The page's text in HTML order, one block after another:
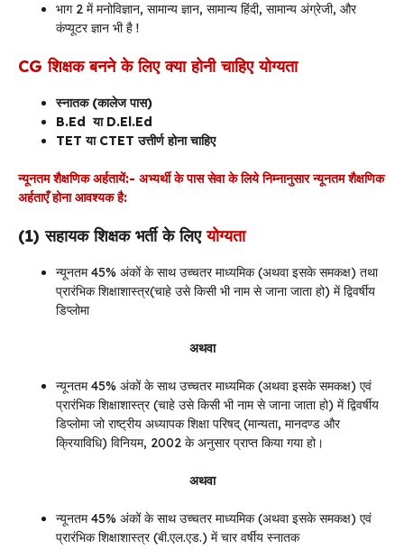
भाग 2 में मनोविज्ञान, सामान्य ज्ञान, सामान्य हिंदी, सामान्य अंग्रेजी, और
कंप्यूटर ज्ञान भी है !
CG शिक्षक बनने के लिए क्या होनी चाहिए योग्यता
स्नातक (कालेज पास)
B.Ed या D.El.Ed
TET या CTET उत्तीर्ण होना चाहिए
न्यूनतम शैक्षणिक अर्हतायें:- अभ्यर्थी के पास सेवा के लिये निम्नानुसार न्यूनतम शैक्षणिक
अर्हताएँ होना आवश्यक है:
(1) सहायक शिक्षक भर्तीके लिएयोग्यता
न्यूनतम 45% अंकों के साथ उच्चतर माध्यमिक (अथवा इसके समकक्ष) तथा
प्रारंभिक शिक्षाशास्त्र(चाहे उसे किसी भी नाम से जाना जाता हो) में द्विवर्षीय
डिप्लोमा
अथवा
न्यूनतम 45% अंकों के साथ उच्चतर माध्यमिक (अथवा इसके समकक्ष) एवं
प्रारंभिक शिक्षाशास्त्र (चाहे उसे किसी भी नाम से जाना जाता हो) में द्विवर्षीय
डिप्लोमा जो राष्ट्रीय अध्यापक शिक्षा परिषद् (मान्यता, मानदण्ड और
क्रियाविधि) विनियम, 2002 के अनुसार प्राप्त किया गया हो।
अथवा
न्यूनतम 45% अंकों के साथ उच्चतर माध्यमिक (अथवा इसके समकक्ष) एवं
प्रारंभिक शिक्षाशास्त्र (बी.एल.एड.) में चार वर्षीय स्नातक